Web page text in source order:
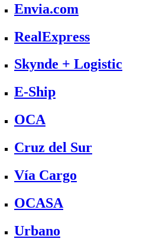
Envia.com
RealExpress
Skynde + Logistic
E-Ship
OCA
Cruz del Sur
Vía Cargo
OCASA
Urbano